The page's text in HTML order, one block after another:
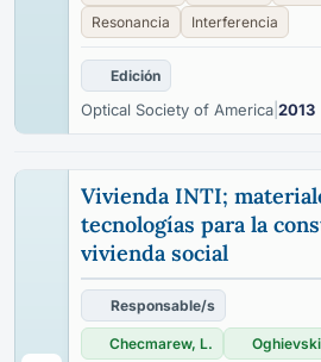
Resonancia
Interferencia
Edición
Optical Society of America 2013
Vivienda INTI;
tecnologías para la
vivienda social
Responsable/s
Checmarew, L.